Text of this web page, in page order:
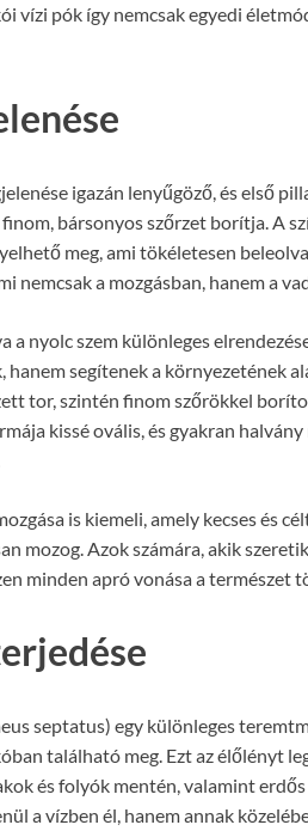
vízi pók így nemcsak egyedi
igazán lenyűgöző, és első
bársonyos szőrzet borítja. A
meg, ami tökéletesen
nemcsak a mozgásban, hanem a
a nyolc szem különleges
hanem segítenek a környezetének
tor, szintén finom szőrökkel
kissé ovális, és gyakran
is kiemeli, amely kecses és
mozog. Azok számára, akik
minden apró vonása a természet
septatus) egy különleges
található meg. Ezt az élőlényt
és folyók mentén, valamint
a vízben él, hanem annak